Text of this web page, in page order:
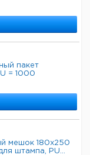
пакет
= 1000
мешок 180x250
штампа, PU...